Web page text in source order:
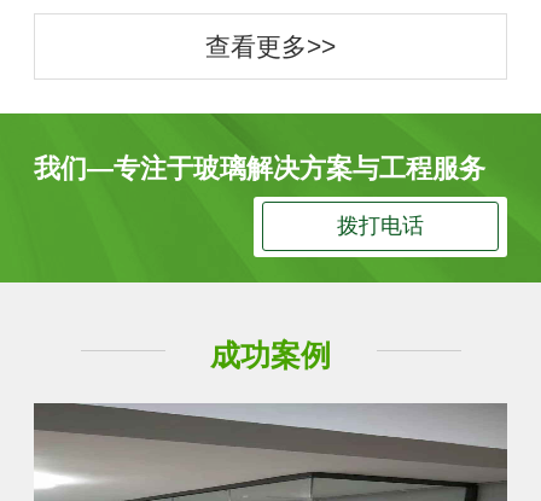
查看更多>>
我们—专注于玻璃解决方案与工程服务
拨打电话
成功案例